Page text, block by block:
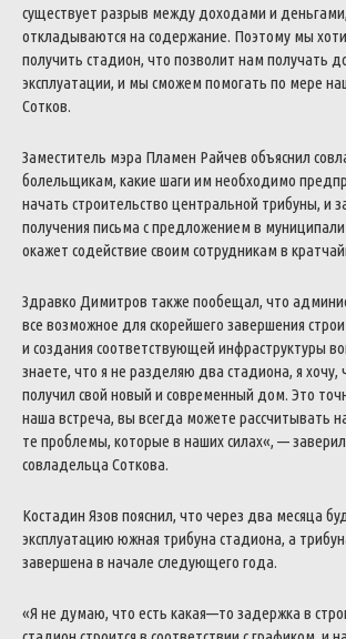
существует разрыв между доходами и деньгами,
откладываются на содержание. Поэтому мы
получить стадион, что позволит нам получать
эксплуатации, и мы сможем помогать по мере
Сотков.
Заместитель мэра Пламен Райчев объяснил
болельщикам, какие шаги им необходимо
начать строительство центральной трибуны, и
получения письма спредложением в
окажет содействие своим сотрудникам в
Здравко Димитров также пообещал, что
все возможное для скорейшего завершения
и создания соответствующей инфраструктуры
знаете, что я не разделяю два стадиона, я хочу,
получил свой новый и современный дом. Это
наша встреча, вы всегда можете рассчитывать
те проблемы, которые в нашихсилах«, —заверил
совладельца Соткова.
Костадин Язов пояснил, что через два месяца
эксплуатацию южная трибуна стадиона, а
завершена в начале следующего года.
«Я не думаю, что есть какая—то задержка в